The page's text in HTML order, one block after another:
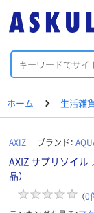
ホーム 生活雑
AXIZ ブランド：
AXIZ サプリソイル
品）
（0